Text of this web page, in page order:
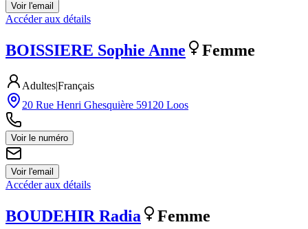
Voir l'email
Accéder aux détails
BOISSIERE Sophie Anne Femme
Adultes|Français
20 Rue Henri Ghesquière 59120 Loos
Voir le numéro
Voir l'email
Accéder aux détails
BOUDEHIR Radia Femme